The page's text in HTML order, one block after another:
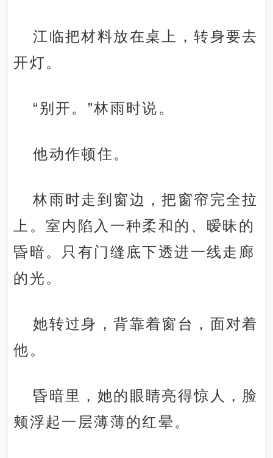
江临把材料放在桌上，转身要去
开灯。
“别开。”林雨时说。
他动作顿住。
林雨时走到窗边，把窗帘完全拉
上。室内陷入一种柔和的、暧昧的
昏暗。只有门缝底下透进一线走廊
的光。
她转过身，背靠着窗台，面对着
他。
昏暗里，她的眼睛亮得惊人，脸
颊浮起一层薄薄的红晕。